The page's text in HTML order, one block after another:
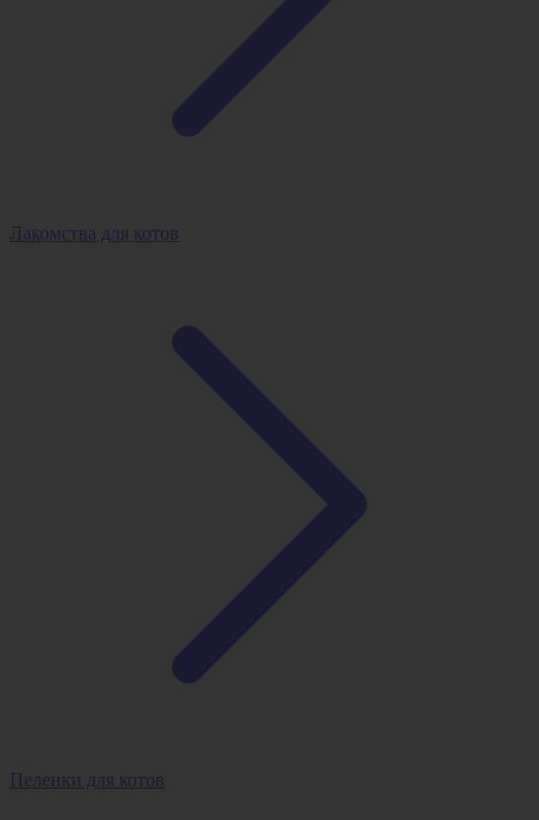
Лакомства для котов
Пеленки для котов